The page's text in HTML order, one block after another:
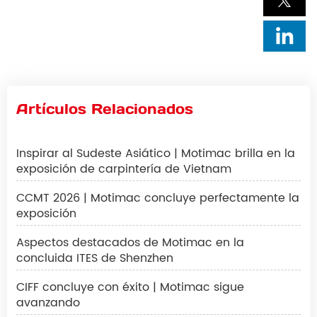
Artículos Relacionados
Inspirar al Sudeste Asiático | Motimac brilla en la
exposición de carpintería de Vietnam
CCMT 2026 | Motimac concluye perfectamente la
exposición
Aspectos destacados de Motimac en la
concluida ITES de Shenzhen
CIFF concluye con éxito | Motimac sigue
avanzando